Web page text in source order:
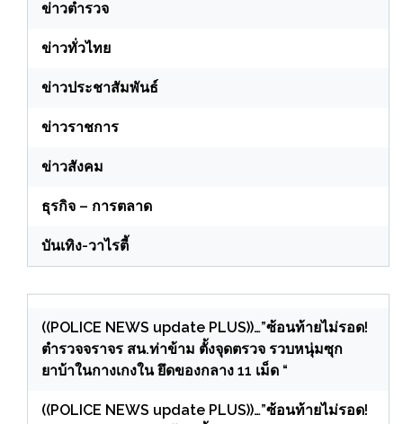
ข่าวตำรวจ
ข่าวทั่วไทย
ข่าวประชาสัมพันธ์
ข่าวราชการ
ข่าวสังคม
ธุรกิจ – การตลาด
บันเทิง-วาไรตี้
((POLICE NEWS update PLUS))…”ซ้อนท้ายไม่รอด!
ตำรวจจราจร สน.ท่าข้าม ตั้งจุดตรวจ รวบหนุ่มซุก
ยาบ้าในกางเกงใน ยึดของกลาง 11 เม็ด “
((POLICE NEWS update PLUS))…”ซ้อนท้ายไม่รอด!